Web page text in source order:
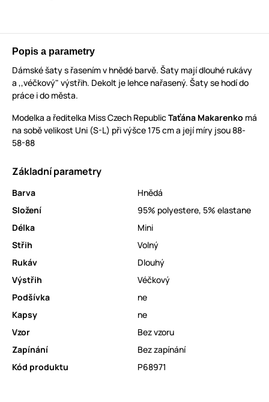
Popis a parametry
Dámské šaty s řasením v hnědé barvě. Šaty mají dlouhé rukávy
a ,,véčkový" výstřih. Dekolt je lehce nařasený. Šaty se hodí do
práce i do města.
Modelka a ředitelka Miss Czech RepublicTaťána Makarenko má
na sobě velikost Uni (S-L) při výšce 175 cm a její míry jsou 88-
58-88
Základní parametry
Barva
Hnědá
Složení
95% polyestere, 5% elastane
Délka
Mini
Střih
Volný
Rukáv
Dlouhý
Výstřih
Véčkový
Podšívka
ne
Kapsy
ne
Vzor
Bez vzoru
Zapínání
Bez zapínání
Kód produktu
P68971